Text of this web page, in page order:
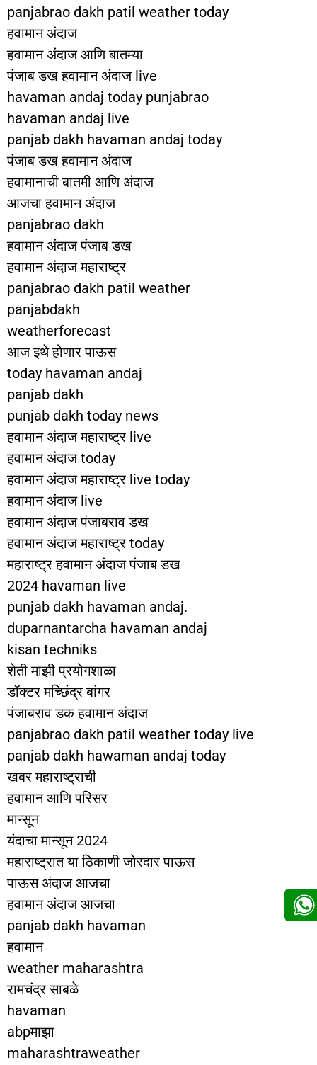
panjabrao dakh patil weather today
हवामान अंदाज
हवामान अंदाज आणि बातम्या
पंजाब डख हवामान अंदाज live
havaman andaj today punjabrao
havaman andaj live
panjab dakh havaman andaj today
पंजाब डख हवामान अंदाज
हवामानाची बातमी आणि अंदाज
आजचा हवामान अंदाज
panjabrao dakh
हवामान अंदाज पंजाब डख
हवामान अंदाज महाराष्ट्र
panjabrao dakh patil weather
panjabdakh
weatherforecast
आज इथे होणार पाऊस
today havaman andaj
panjab dakh
punjab dakh today news
हवामान अंदाज महाराष्ट्र live
हवामान अंदाज today
हवामान अंदाज महाराष्ट्र live today
हवामान अंदाज live
हवामान अंदाज पंजाबराव डख
हवामान अंदाज महाराष्ट्र today
महाराष्ट्र हवामान अंदाज पंजाब डख
2024 havaman live
punjab dakh havaman andaj.
duparnantarcha havaman andaj
kisan techniks
शेती माझी प्रयोगशाळा
डॉक्टर मच्छिंद्र बांगर
पंजाबराव डक हवामान अंदाज
panjabrao dakh patil weather today live
panjab dakh hawaman andaj today
खबर महाराष्ट्राची
हवामान आणि परिसर
मान्सून
यंदाचा मान्सून 2024
महाराष्ट्रात या ठिकाणी जोरदार पाऊस
पाऊस अंदाज आजचा
हवामान अंदाज आजचा
panjab dakh havaman
हवामान
weather maharashtra
रामचंद्र साबळे
havaman
abpमाझा
maharashtraweather